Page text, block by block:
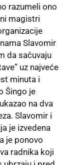
razumeli ono
magistri
Slavomir
da sačuvaju
uz najveće
minuta i
Šingo je
na dva
Slavomir i
je izvedena
je ponovo
radnika koji